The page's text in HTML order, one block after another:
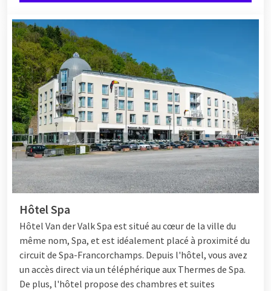
Hôtel Spa
Hôtel Van der Valk Spa est situé au cœur de la ville du
même nom, Spa, et est idéalement placé à proximité du
circuit de Spa-Francorchamps. Depuis l'hôtel, vous avez
un accès direct via un téléphérique aux Thermes de Spa.
De plus, l'hôtel propose des chambres et suites